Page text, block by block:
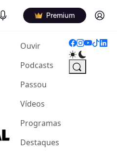
Podcasts Premium Log in
Ouvir(current)
Podcasts
Passou
Vídeos
Programas
Destaques